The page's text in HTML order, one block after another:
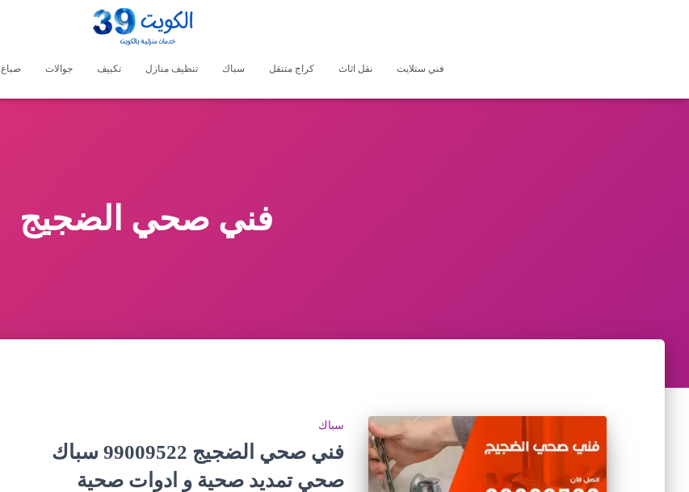
فني ستلايت نقل اثاث كراج متنقل سباك تنظيف منازل تكييف جوالات صباغ
فني صحي الضجيج
سباك
فني صحي الضجيج 99009522 سباك
صحي تمديد صحية و ادوات صحية